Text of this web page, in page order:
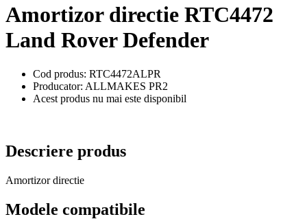
Amortizor directie RTC4472
Land Rover Defender
Cod produs: RTC4472ALPR
Producator: ALLMAKES PR2
Acest produs nu mai este disponibil
Descriere produs
Amortizor directie
Modele compatibile